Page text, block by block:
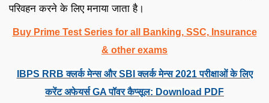
परिवहन करने के लिए मनाया जाता है।
Buy Prime Test Series for all Banking, SSC, Insurance
& other exams
IBPS RRB क्लर्क मेन्स और SBI क्लर्क मेन्स 2021 परीक्षाओं के लिए
करेंट अफेयर्स GA पॉवर कैप्सूल: Download PDF